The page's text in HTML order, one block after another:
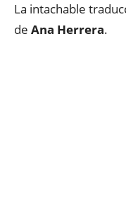
La intachable
de Ana Herrera.